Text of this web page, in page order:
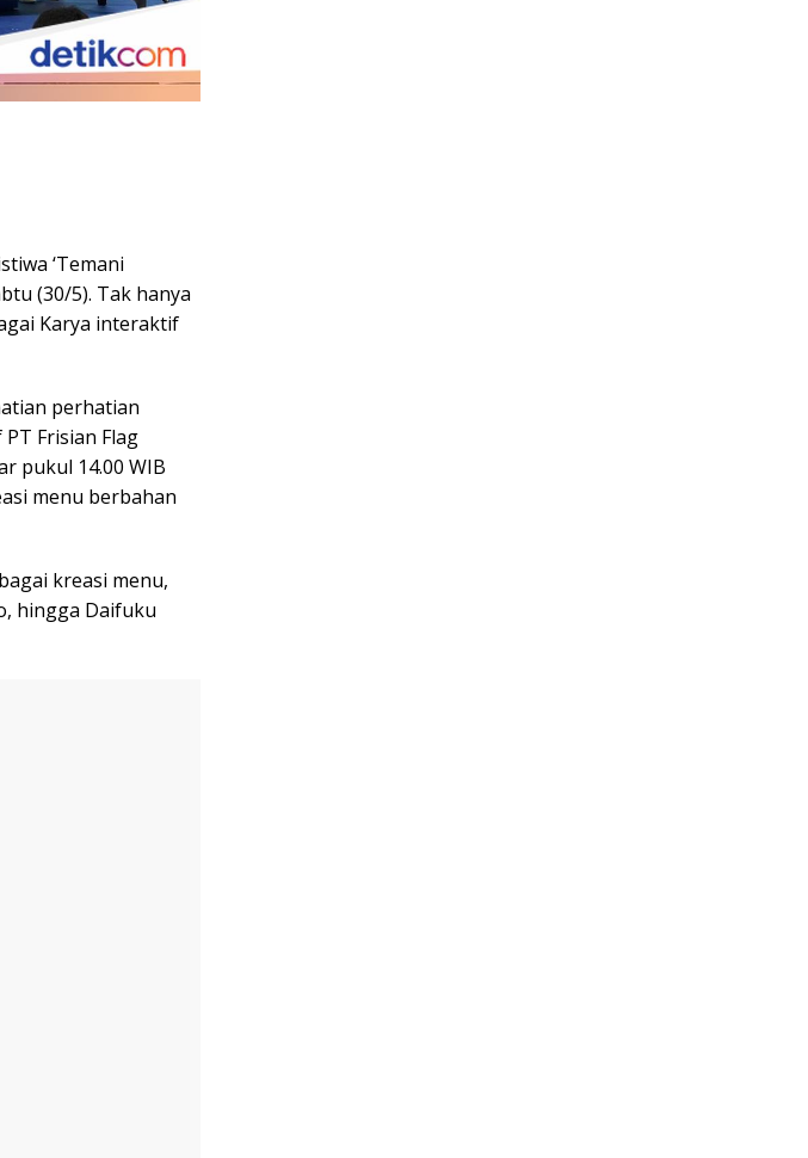
‘Temani
(30/5). Tak hanya
Karya interaktif
perhatian
Frisian Flag
pukul 14.00 WIB
menu berbahan
kreasi menu,
hingga Daifuku